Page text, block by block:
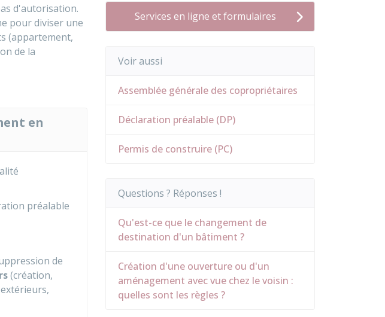
d'autorisation.
pour diviser une
(appartement,
de la
en
préalable
de
(création,
Services en ligne et formulaires
Voir aussi
Assemblée générale des copropriétaires
Déclaration préalable (DP)
Permis de construire (PC)
Questions ? Réponses !
Qu'est-ce que le changement de
destination d'un bâtiment ?
Création d'une ouverture ou d'un
aménagement avec vue chez le voisin :
quelles sont les règles ?